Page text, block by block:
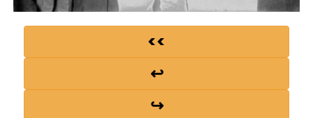
<<
↩
↪